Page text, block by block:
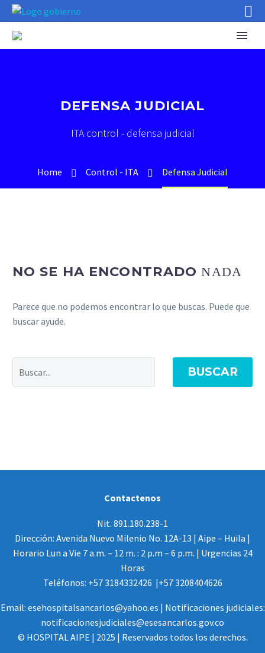
DEFENSA JUDICIAL
ITA control - defensa judicial
Home Control - ITA Defensa Judicial
NO SE HA ENCONTRADONADA
Parece que no podemos encontrar lo que buscas. Puede que
buscar ayude.
BUSCAR
Contactenos
Nit. 891.180.238-1
Dirección: Avenida Nuevo Milenio No. 12A-13 | Aipe – Huila |
Horario Lun a Vie 7 a.m. – 12 m. : 2 p.m – 6 p.m. | Urgencias 24
Horas
Teléfonos: +57 3184332426 |+57 3208404626
Email: esehospitalsancarlos@yahoo.es | Notificaciones judiciales:
notificacionesjudiciales@esesancarlos.gov.co
© HOSPITAL AIPE | 2025 | Reservados todos los derechos.